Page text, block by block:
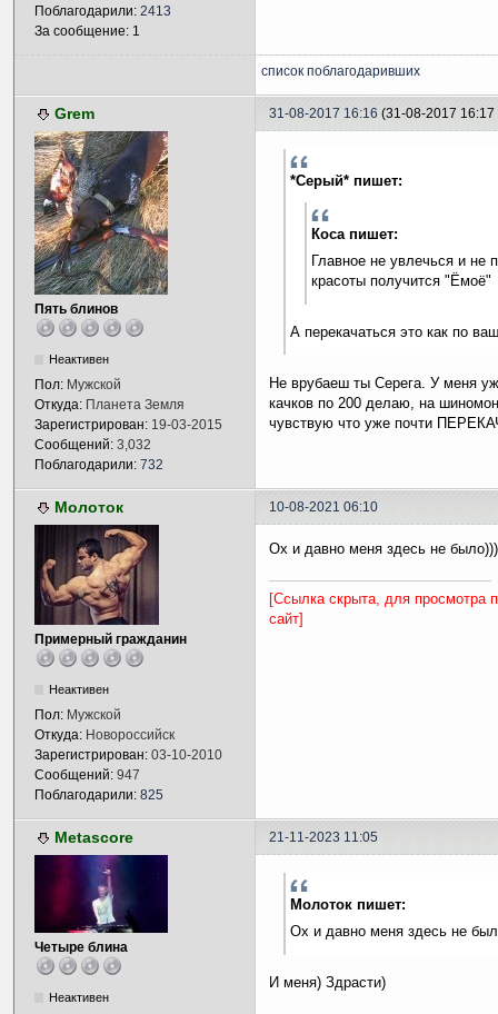
Поблагодарили: 2413
За сообщение: 1
список поблагодаривших
Grem 31-08-2017 16:16 (31-08-2017 16:17
Пять блинов
Неактивен
Пол: Мужской
Откуда: Планета Земля
Зарегистрирован: 19-03-2015
Сообщений: 3,032
Поблагодарили: 732
*Серый* пишет:
Коса пишет:
Главное не увлечься и не
красоты получится "Ёмоё"
А перекачаться это как по
Не врубаеш ты Серега. У меня
качков по 200 делаю, на
чувствую что уже почти
Молоток 10-08-2021 06:10
Примерный гражданин
Неактивен
Пол: Мужской
Откуда: Новороссийск
Зарегистрирован: 03-10-2010
Сообщений: 947
Поблагодарили: 825
Ох и давно меня здесь не
[Ссылка скрыта, для просмотра
сайт]
Metascore 21-11-2023 11:05
Четыре блина
Неактивен
Молоток пишет:
Ох и давно меня здесь не
И меня) Здрасти)